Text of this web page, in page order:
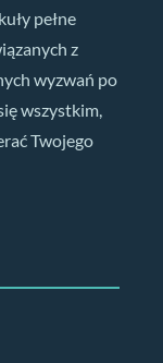
pełne
z
wyzwań po
wszystkim,
Twojego